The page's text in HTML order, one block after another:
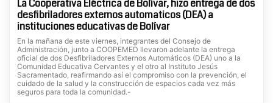
La Cooperativa Eléctrica de Bolívar, hizo entrega de dos
desfibriladores externos automaticos (DEA) a
instituciones educativas de Bolívar
En la mañana de este viernes, integrantes del Consejo de
Administración, junto a COOPEMED llevaron adelante la entrega
oficial de dos Desfibriladores Externos Automáticos (DEA) uno a la
Comunidad Educativa Cervantes y el otro al Instituto Jesús
Sacramentado, reafirmando así el compromiso con la prevención, el
cuidado de la salud y la construcción de espacios cada vez más
seguros para toda la comunidad.-